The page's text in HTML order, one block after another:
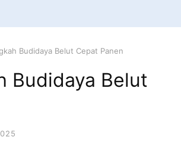
Budidaya Belut Cepat Panen
Budidaya Belut